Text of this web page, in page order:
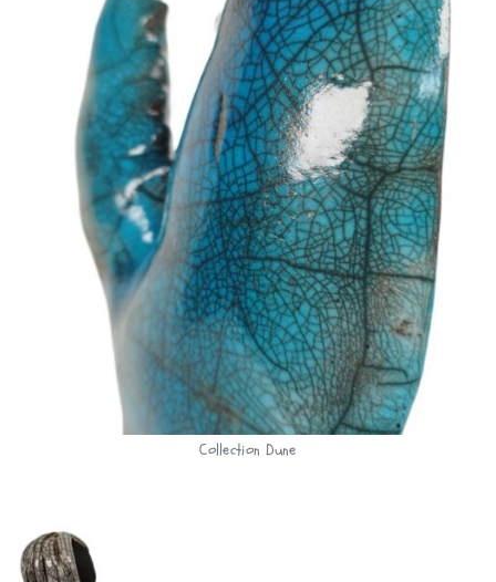
Collection Dune